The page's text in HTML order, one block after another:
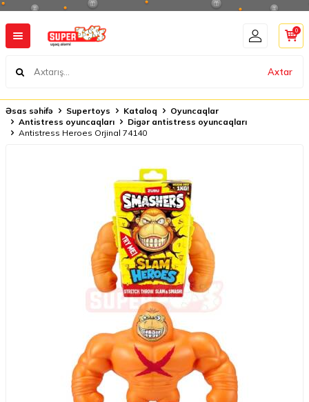
Axtar
0
Əsas səhifə Supertoys Kataloq
Oyuncaqlar
Antistress oyuncaqları
Digər antistress oyuncaqları
Antistress Heroes Orjinal 74140